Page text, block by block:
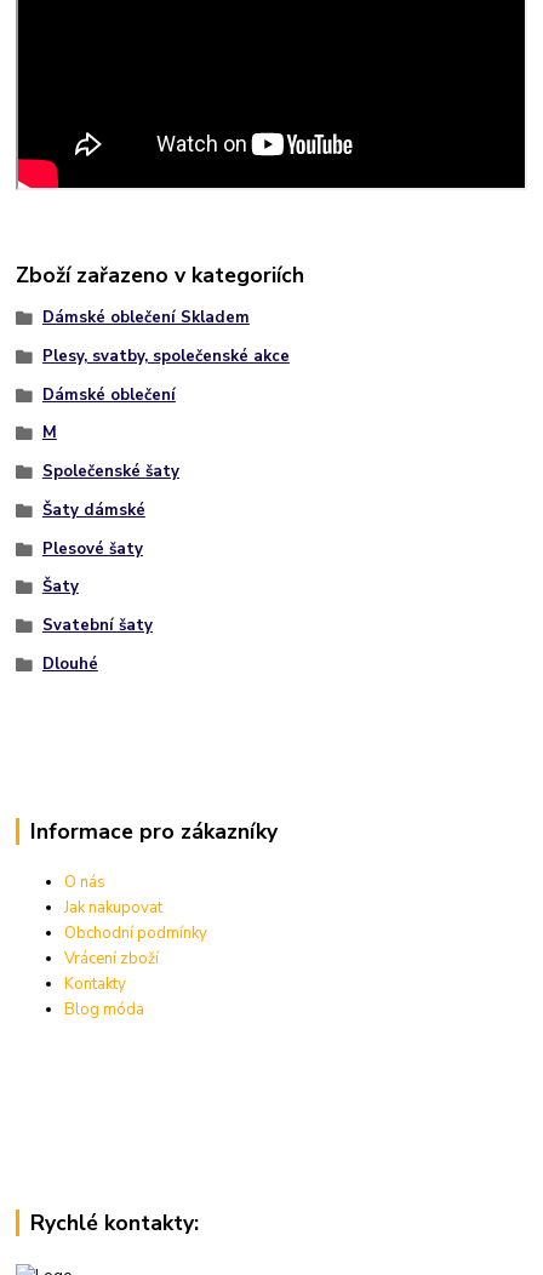
Zboží zařazeno v kategoriích
Dámské oblečení Skladem
Plesy, svatby, společenské akce
Dámské oblečení
M
Společenské šaty
Šaty dámské
Plesové šaty
Šaty
Svatební šaty
Dlouhé
Informace pro zákazníky
O nás
Jak nakupovat
Obchodní podmínky
Vrácení zboží
Kontakty
Blog móda
Rychlé kontakty: